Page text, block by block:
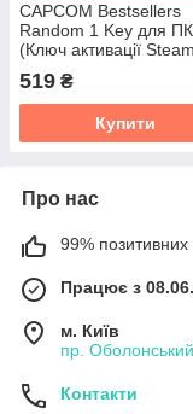
CAPCOM Bestsellers
Random 1 Key для ПК
(Ключ активації
регіон Весь світ
519 ₴
Купити
Про нас
99% позитивних
Працює з
м. Київ
пр.
Контакти